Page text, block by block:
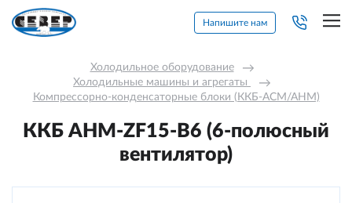
Напишите нам
Холодильное оборудование →
Холодильные машины и агрегаты →
Компрессорно-конденсаторные блоки (ККБ-АСМ/АНМ)
ККБ AНM-ZF15-В6 (6-полюсный
вентилятор)